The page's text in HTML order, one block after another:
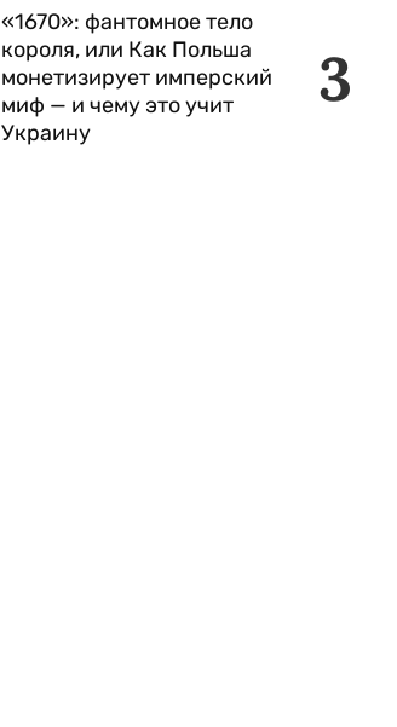
3
«1670»: фантомное тело
короля, или Как Польша
монетизирует имперский
миф — и чему это учит
Украину